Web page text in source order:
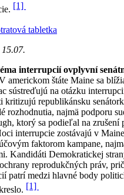
[1]
tabletka
interrupcií ovplyvní
americkom štáte Maine sa
sústreďujú na otázku
kritizujú republikánsku
rozhodnutia, najmä podporu
ktorý sa podieľal na zrušení
interrupcie zostávajú v
faktorom kampane,
Kandidáti Demokratickej
reprodukčných práv,
patrí medzi hlavné body
[1]